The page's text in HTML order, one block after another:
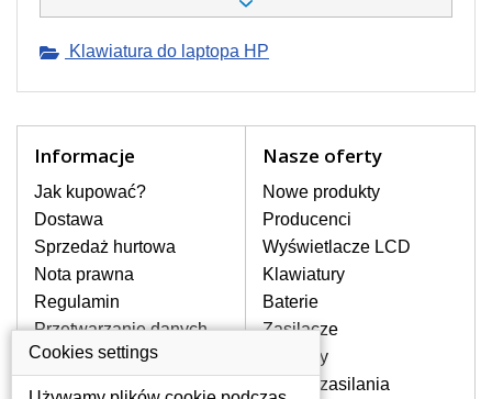
uszkodzona, polałeś ją płynem, który
swojej pozycji? Kup nową klawiaturę,
Oferujemy oryginalne klawiatury w
stronie internetowej ją znajdziesz za
pomocy wyszukiwarki. Wystarczy znać
model laptopa. Przy każdej klawiaturze
nie może brakować szczególowe zdjęcie
do aktualnego stanu naszego magazynu.
W JAKI SPOSÓB MOŻE SIĘ
PRZEJAWIAĆ USTERKA
Częstymi objawami są pomijanie liter
Klawiatura do laptopa HP
Informacje
Jak kupować?
Dostawa
Sprzedaż hurtowa
Nota prawna
Regulamin
Przetwarzanie danych
osobowych
Gdzie nas znajdziesz
Nasze oferty
Nowe produkty
Producenci
Wyświetlacze LCD
Klawiatury
Baterie
Zasilacze
Zawiasy
Złącza zasilania
Cookies settings